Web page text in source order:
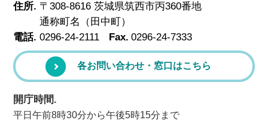
住所. 〒308-8616 茨城県筑西市丙360番地
通称町名（田中町）
電話. 0296-24-2111 Fax. 0296-24-7333
各お問い合わせ・窓口はこちら
開庁時間.
平日午前8時30分から午後5時15分まで